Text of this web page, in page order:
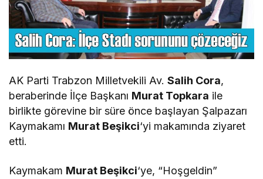
AK Parti Trabzon Milletvekili Av.Salih Cora,
beraberinde İlçe Başkanı Murat Topkara ile
birlikte görevine bir süre önce başlayan Şalpazarı
Kaymakamı Murat Beşikci‘yi makamında ziyaret
etti.
Kaymakam Murat Beşikci‘ye, “Hoşgeldin”